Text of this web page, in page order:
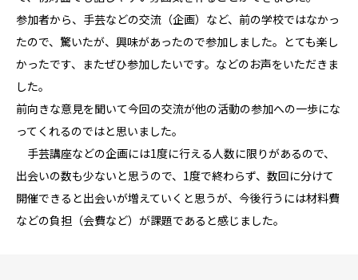
参加者から、手芸などの交流（企画）など、前の学校ではなかっ
たので、驚いたが、興味があったので参加しました。とても楽し
かったです、またぜひ参加したいです。などのお声をいただきま
した。
前向きな意見を聞いて今回の交流が他の活動の参加への一歩にな
ってくれるのではと思いました。
手芸講座などの企画には1度に行える人数に限りがあるので、
出会いの数も少ないと思うので、1度で終わらず、数回に分けて
開催できると出会いが増えていくと思うが、今後行うには材料費
などの負担（会費など）が課題であると感じました。